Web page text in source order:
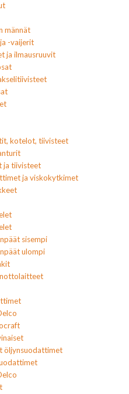
männät
-vaijerit
ja ilmausruuvit
kotelot, tiivisteet
ja tiivisteet
ja viskokytkimet
sisempi
ulompi
öljynsuodattimet